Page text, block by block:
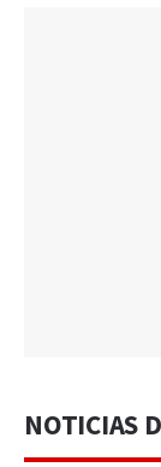
NOTICIAS